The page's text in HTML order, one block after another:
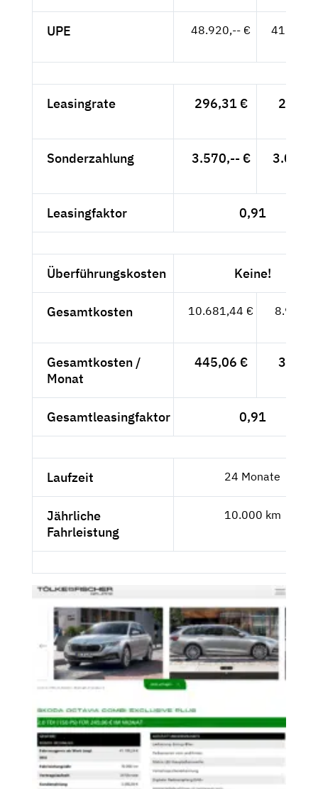
UPE 48.920,-- €
41.109,-
Leasingrate 296,31 €
249,-
Sonderzahlung 3.570,-- €
3.000,-
Leasingfaktor 0,91
Überführungskosten Keine!
Gesamtkosten 10.681,44 €
8.976,-
Gesamtkosten /
Monat
445,06 €
374,-
Gesamtleasingfaktor 0,91
Laufzeit 24 Monate
Jährliche
Fahrleistung
10.000 km